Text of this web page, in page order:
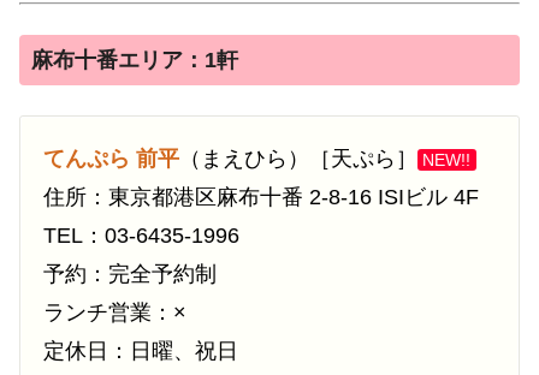
麻布十番エリア：1軒
てんぷら 前平 （まえひら）［天ぷら］ NEW!!
住所：東京都港区麻布十番 2-8-16 ISIビル 4F
TEL：03-6435-1996
予約：完全予約制
ランチ営業：×
定休日：日曜、祝日